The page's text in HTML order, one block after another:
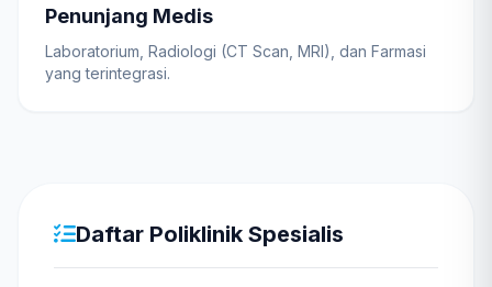
Penunjang Medis
Laboratorium, Radiologi (CT Scan, MRI), dan Farmasi
yang terintegrasi.
Daftar Poliklinik Spesialis